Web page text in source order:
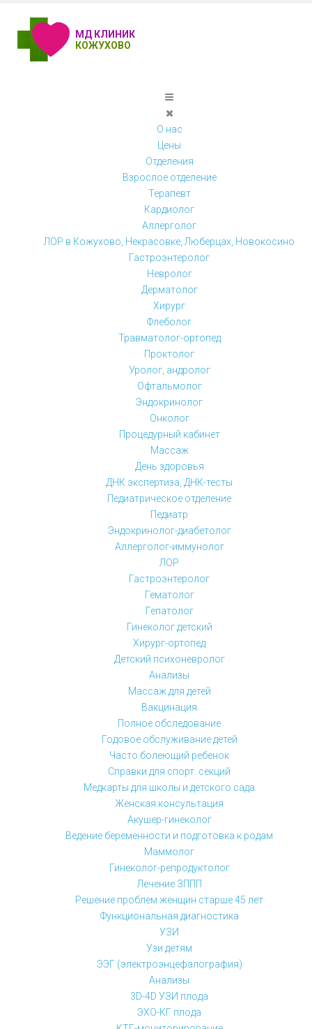
МД КЛИНИК
КОЖУХОВО
О нас
Цены
Отделения
Взрослое отделение
Терапевт
Кардиолог
Аллерголог
ЛОР в Кожухово, Некрасовке, Люберцах, Новокосино
Гастроэнтеролог
Невролог
Дерматолог
Хирург
Флеболог
Травматолог-ортопед
Проктолог
Уролог, андролог
Офтальмолог
Эндокринолог
Онколог
Процедурный кабинет
Массаж
День здоровья
ДНК экспертиза, ДНК-тесты
Педиатрическое отделение
Педиатр
Эндокринолог-диабетолог
Аллерголог-иммунолог
ЛОР
Гастроэнтеролог
Гематолог
Гепатолог
Гинеколог детский
Хирург-ортопед
Детский психоневролог
Анализы
Массаж для детей
Вакцинация
Полное обследование
Годовое обслуживание детей
Часто болеющий ребенок
Справки для спорт. секций
Медкарты для школы и детского сада
Женская консультация
Акушер-гинеколог
Ведение беременности и подготовка к родам
Маммолог
Гинеколог-репродуктолог
Лечение ЗППП
Решение проблем женщин старше 45 лет
Функциональная диагностика
УЗИ
Узи детям
ЭЭГ (электроэнцефалография)
Анализы
3D-4D УЗИ плода
ЭХО-КГ плода